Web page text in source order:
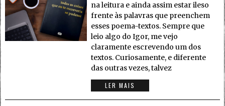
na leitura e ainda assim estar ileso
frente às palavras que preenchem
esses poema-textos. Sempre que
leio algo do Igor, me vejo
claramente escrevendo um dos
textos. Curiosamente, e diferente
das outras vezes, talvez
LER MAIS